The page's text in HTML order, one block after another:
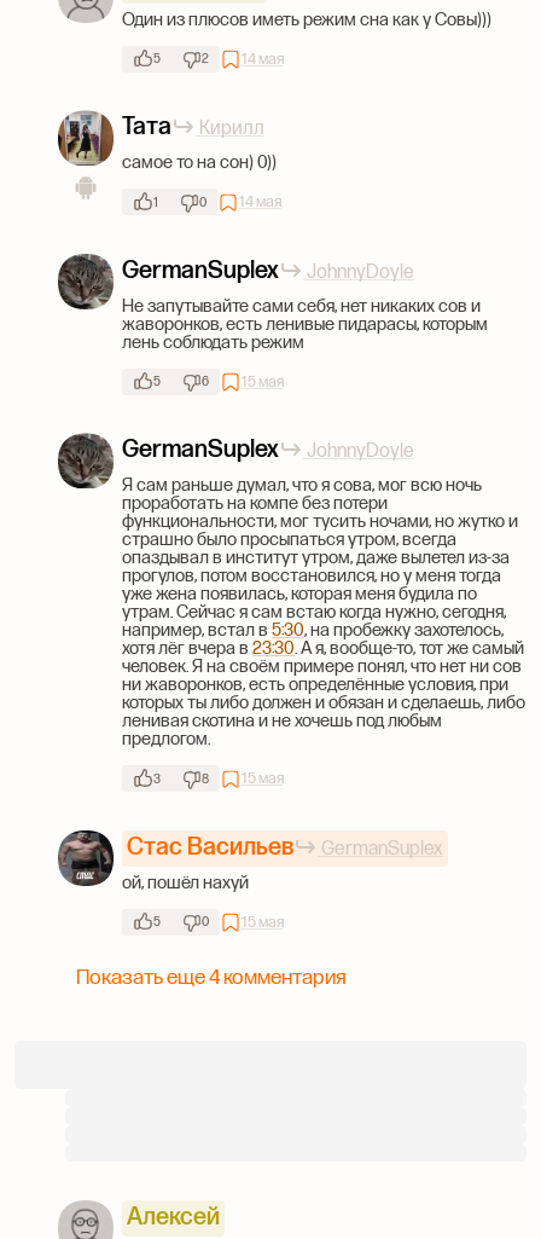
Один из плюсов иметь режим сна как у Совы)))
5 2 14 мая
Тата
Кирилл
самое то на сон) 0))
1 0 14 мая
GermanSuplex
JohnnyDoyle
Не запутывайте сами себя, нет никаких сов и
жаворонков, есть ленивые пидарасы, которым
лень соблюдать режим
5 6 15 мая
GermanSuplex
JohnnyDoyle
Я сам раньше думал, что я сова, мог всю ночь
проработать на компе без потери
функциональности, мог тусить ночами, но жутко и
страшно было просыпаться утром, всегда
опаздывал в институт утром, даже вылетел из-за
прогулов, потом восстановился, но у меня тогда
уже жена появилась, которая меня будила по
утрам. Сейчас я сам встаю когда нужно, сегодня,
например, встал в 5:30, на пробежку захотелось,
хотя лёг вчера в 23:30. А я, вообще-то, тот же самый
человек. Я на своём примере понял, что нет ни сов
ни жаворонков, есть определённые условия, при
которых ты либо должен и обязан и сделаешь, либо
ленивая скотина и не хочешь под любым
предлогом.
3 8 15 мая
Стас Васильев
GermanSuplex
ой, пошёл нахуй
5 0 15 мая
Показать еще 4 комментария
Алексей